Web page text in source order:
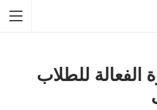
الفعالة للطلاب